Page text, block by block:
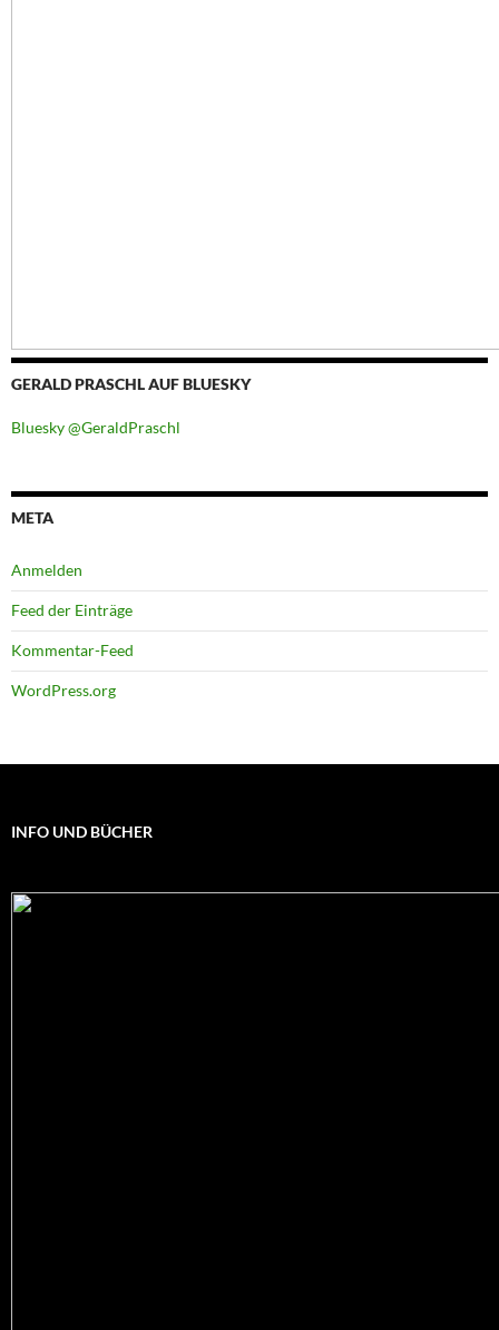
GERALD PRASCHL AUF BLUESKY
Bluesky @GeraldPraschl
META
Anmelden
Feed der Einträge
Kommentar-Feed
WordPress.org
INFO UND BÜCHER